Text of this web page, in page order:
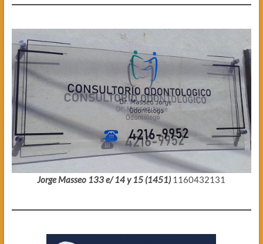
Jorge Masseo 133 e/ 14 y 15 (1451) 1160432131